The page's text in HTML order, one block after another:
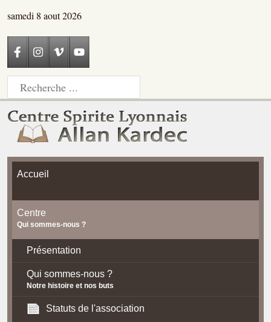
samedi 8 aout 2026
Accueil
Centre
Qui sommes-nous ?
Présentation
Qui sommes-nous ?
Notre histoire et nos buts
Statuts de l'association